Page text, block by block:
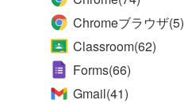
Chromeブラウザ(5)
Classroom(62)
Forms(66)
Gmail(41)